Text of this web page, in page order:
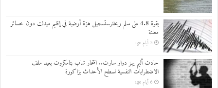
بقوة 4.8 على سلم ريختر..تسجيل هزة أرضية في إقليم ميدلت دون خسائر
معلنة
5 أيام ago
حادث أليم يهز دوار سارت.. انتحار شاب بتامكروت يعيد ملف
الاضطرابات النفسية لسطح الأحداث بزاكورة
6 أيام ago